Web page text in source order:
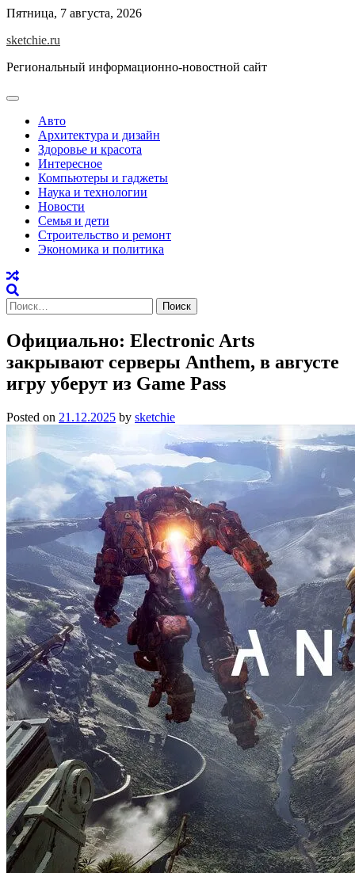
Skip
content
Пятница, 7 августа, 2026
sketchie.ru
Региональный информационно-новостной сайт
Авто
Архитектура и дизайн
Здоровье и красота
Интересное
Компьютеры и гаджеты
Наука и технологии
Новости
Семья и дети
Строительство и ремонт
Экономика и политика
Найти:
Официально: Electronic Arts
закрывают серверы Anthem, в августе
игру уберут из Game Pass
Posted on 21.12.2025 by sketchie